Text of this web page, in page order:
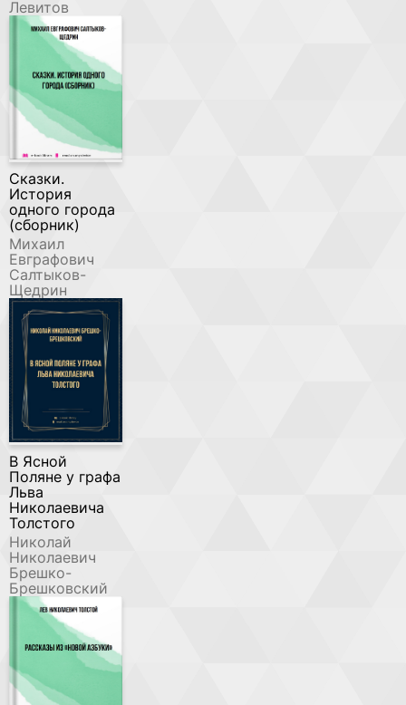
Левитов
Сказки.
История
одного города
(сборник)
Михаил
Евграфович
Салтыков-
Щедрин
В Ясной
Поляне у графа
Льва
Николаевича
Толстого
Николай
Николаевич
Брешко-
Брешковский